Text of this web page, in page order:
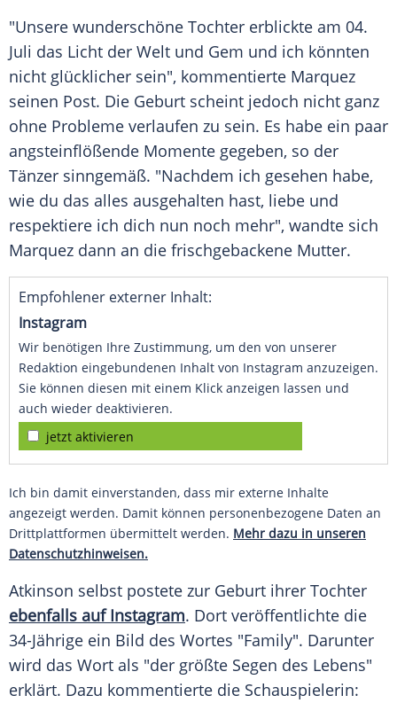
"Unsere wunderschöne Tochter erblickte am 04.
Juli das Licht der Welt und Gem und ich könnten
nicht glücklicher sein", kommentierte Marquez
seinen Post. Die Geburt scheint jedoch nicht ganz
ohne Probleme verlaufen zu sein. Es habe ein paar
angsteinflößende Momente gegeben, so der
Tänzer sinngemäß. "Nachdem ich gesehen habe,
wie du das alles ausgehalten hast, liebe und
respektiere ich dich nun noch mehr", wandte sich
Marquez dann an die frischgebackene Mutter.
Empfohlener externer Inhalt:
Instagram
Wir benötigen Ihre Zustimmung, um den von unserer
Redaktion eingebundenen Inhalt von Instagram anzuzeigen.
Sie können diesen mit einem Klick anzeigen lassen und
auch wieder deaktivieren.
jetzt aktivieren
Ich bin damit einverstanden, dass mir externe Inhalte
angezeigt werden. Damit können personenbezogene Daten an
Drittplattformen übermittelt werden. Mehr dazu in unseren
Datenschutzhinweisen.
Atkinson selbst postete zur Geburt ihrer Tochter
ebenfalls auf Instagram. Dort veröffentlichte die
34-Jährige ein Bild des Wortes "Family". Darunter
wird das Wort als "der größte Segen des Lebens"
erklärt. Dazu kommentierte die Schauspielerin: